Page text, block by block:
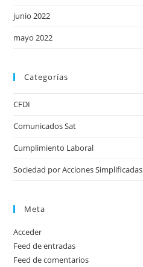
junio 2022
mayo 2022
Categorías
CFDI
Comunicados Sat
Cumplimiento Laboral
Sociedad por Acciones Simplificadas
Meta
Acceder
Feed de entradas
Feed de comentarios